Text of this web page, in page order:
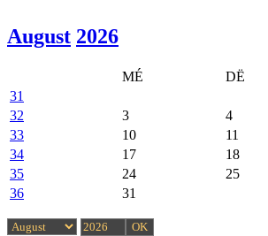
August 2026
MÉ DË
31
32
3 4
33
10 11
34
17 18
35
24 25
36
31